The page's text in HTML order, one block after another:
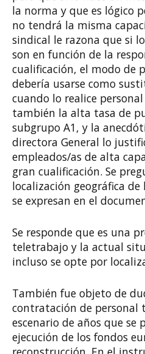
la norma y que es lógico
no tendrá la misma
sindical le razona que si
son en función de la
cualificación, el modo de
debería usarse como
cuando lo realice
también la alta tasa de
subgrupo A1, y la
directora General lo
empleados/as de alta
gran cualificación. Se
localización geográfica
se expresan en el
Se responde que es una
teletrabajo y la actual
incluso se opte por
También fue objeto de
contratación de personal
escenario de años que se
ejecución de los fondos